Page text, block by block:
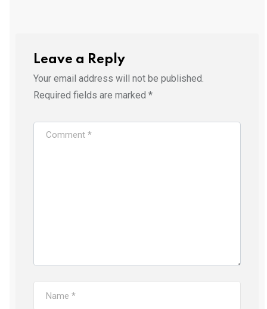
Leave a Reply
Your email address will not be published.
Required fields are marked *